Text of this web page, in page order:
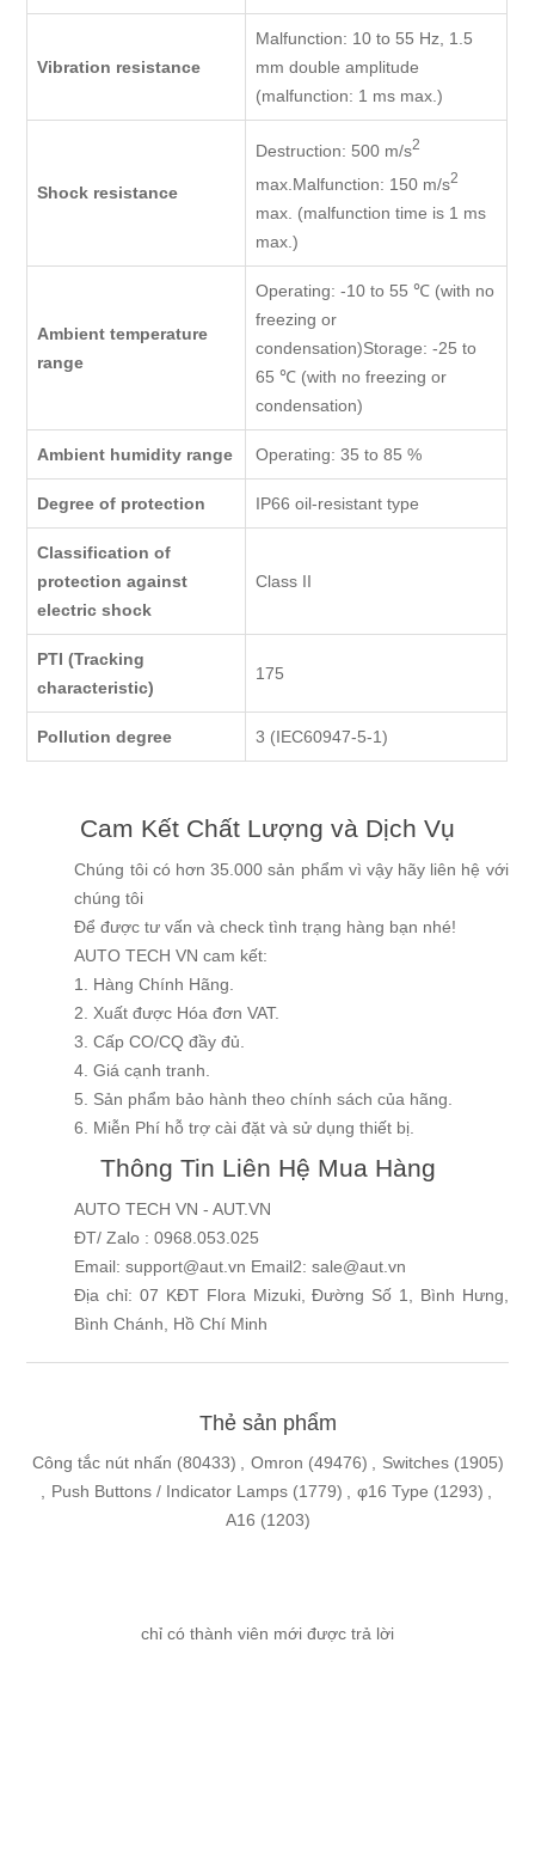
Vibration resistance
Malfunction: 10 to 55 Hz, 1.5
mm double amplitude
(malfunction: 1 ms max.)
Shock resistance
Destruction: 500 m/s2
max.Malfunction: 150 m/s2
max. (malfunction time is 1 ms
max.)
Ambient temperature
range
Operating: -10 to 55 ℃ (with no
freezing or
condensation)Storage: -25 to
65 ℃ (with no freezing or
condensation)
Ambient humidity range Operating: 35 to 85 %
Degree of protection IP66 oil-resistant type
Classification of
protection against
electric shock
Class II
PTI (Tracking
characteristic)
175
Pollution degree 3 (IEC60947-5-1)
Cam Kết Chất Lượng và Dịch Vụ
Chúng tôi có hơn 35.000 sản phẩm vì vậy hãy liên hệ với
chúng tôi
Để được tư vấn và check tình trạng hàng bạn nhé!
AUTO TECH VN cam kết:
1. Hàng Chính Hãng.
2. Xuất được Hóa đơn VAT.
3. Cấp CO/CQ đầy đủ.
4. Giá cạnh tranh.
5. Sản phẩm bảo hành theo chính sách của hãng.
6. Miễn Phí hỗ trợ cài đặt và sử dụng thiết bị.
Thông Tin Liên Hệ Mua Hàng
AUTO TECH VN - AUT.VN
ĐT/ Zalo : 0968.053.025
Email: support@aut.vn Email2: sale@aut.vn
Địa chỉ: 07 KĐT Flora Mizuki, Đường Số 1, Bình Hưng,
Bình Chánh, Hồ Chí Minh
Thẻ sản phẩm
Công tắc nút nhấn (80433) Omron (49476) Switches (1905)
Push Buttons / Indicator Lamps (1779) φ16 Type (1293)
A16 (1203)
chỉ có thành viên mới được trả lời